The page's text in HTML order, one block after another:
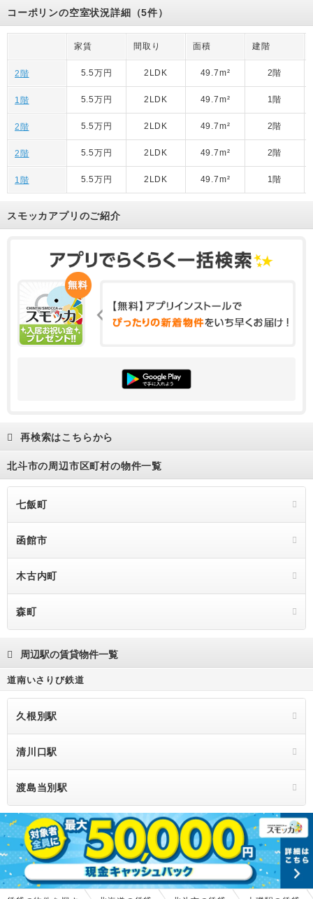
コーポリンの空室状況詳細（5件）
家賃 間取り 面積 建階
2階 5.5万円 2LDK 49.7m² 2階
1階 5.5万円 2LDK 49.7m² 1階
2階 5.5万円 2LDK 49.7m² 2階
2階 5.5万円 2LDK 49.7m² 2階
1階 5.5万円 2LDK 49.7m² 1階
スモッカアプリのご紹介
再検索はこちらから
北斗市の周辺市区町村の物件一覧
七飯町
函館市
木古内町
森町
周辺駅の賃貸物件一覧
道南いさりび鉄道
久根別駅
清川口駅
渡島当別駅